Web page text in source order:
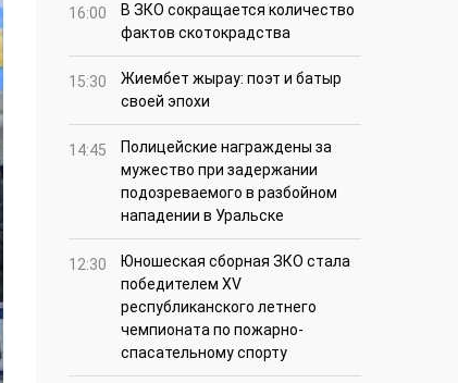
16:00
В ЗКО сокращается количество
фактов скотокрадства
15:30
Жиембет жырау: поэт и батыр
своей эпохи
14:45
Полицейские награждены за
мужество при задержании
подозреваемого в разбойном
нападении в Уральске
12:30
Юношеская сборная ЗКО стала
победителем XV
республиканского летнего
чемпионата по пожарно-
спасательному спорту